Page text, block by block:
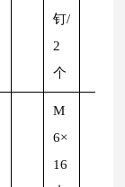
钉/
2
个
M
6×
16